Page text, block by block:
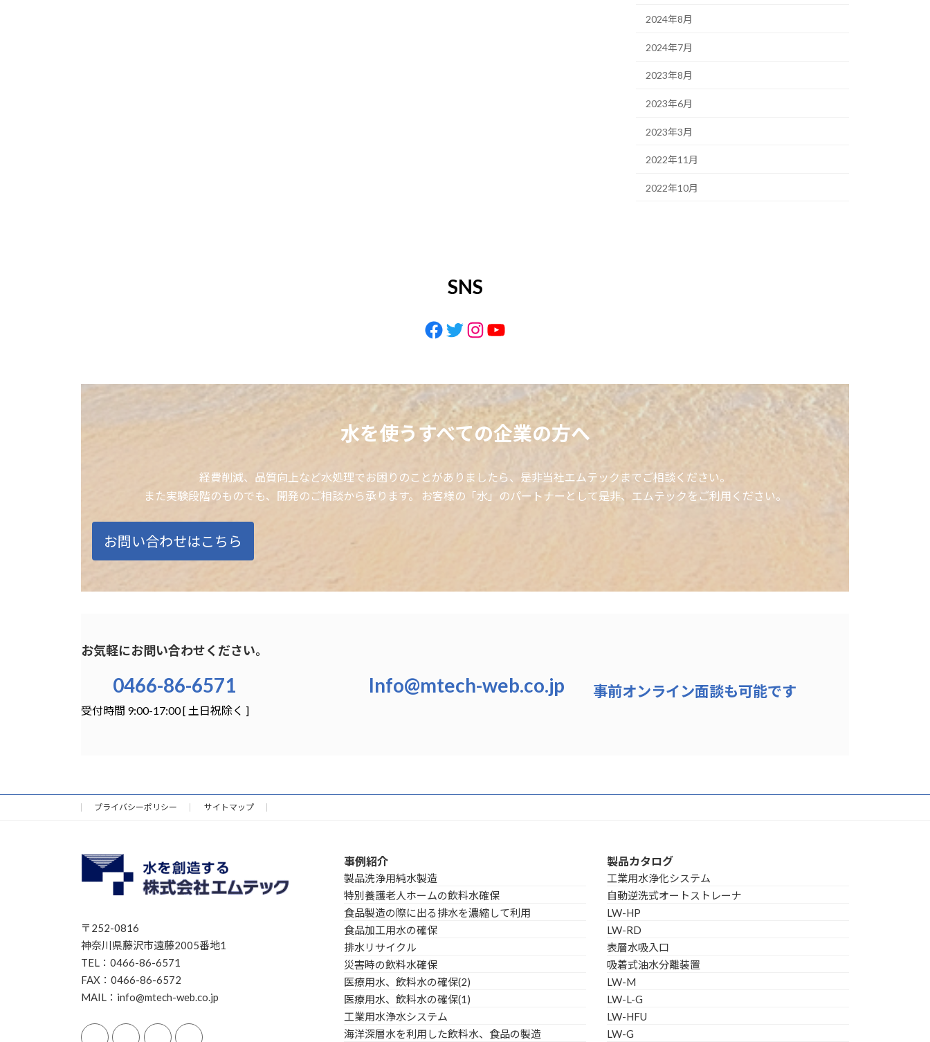
2024年8月
2024年7月
2023年8月
2023年6月
2023年3月
2022年11月
2022年10月
SNS
Facebook
Twitter
Instagram
YouTube
水を使うすべての企業の方へ
経費削減、品質向上など水処理でお困りのことがありましたら、是非当社エムテックまでご相談ください。
また実験段階のものでも、開発のご相談から承ります。 お客様の「水」のパートナーとして是非、エムテックをご利用ください。
お問い合わせはこちら
お気軽にお問い合わせください。
0466-86-6571
受付時間 9:00-17:00 [ 土日祝除く ]
Info@mtech-web.co.jp 事前オンライン面談も可能です
プライバシーポリシー サイトマップ
〒252-0816
神奈川県藤沢市遠藤2005番地1
TEL：0466-86-6571
FAX：0466-86-6572
MAIL：info@mtech-web.co.jp
事例紹介
製品洗浄用純水製造
特別養護老人ホームの飲料水確保
食品製造の際に出る排水を濃縮して利用
食品加工用水の確保
排水リサイクル
災害時の飲料水確保
医療用水、飲料水の確保(2)
医療用水、飲料水の確保(1)
工業用水浄水システム
海洋深層水を利用した飲料水、食品の製造
製品カタログ
工業用水浄化システム
自動逆洗式オートストレーナ
LW-HP
LW-RD
表層水吸入口
吸着式油水分離装置
LW-M
LW-L-G
LW-HFU
LW-G